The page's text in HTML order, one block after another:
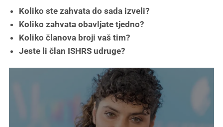
Koliko ste zahvata do sada izveli?
Koliko zahvata obavljate tjedno?
Koliko članova broji vaš tim?
Jeste li član ISHRS udruge?